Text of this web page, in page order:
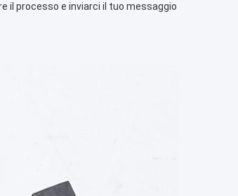
il processo e inviarci il tuo messaggio